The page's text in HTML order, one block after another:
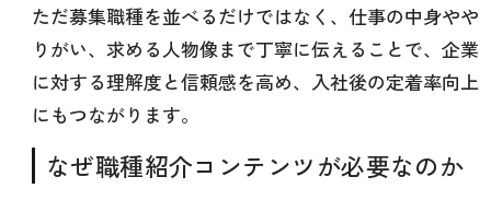
ただ募集職種を並べるだけではなく、仕事の中身やや
りがい、求める人物像まで丁寧に伝えることで、企業
に対する理解度と信頼感を高め、入社後の定着率向上
にもつながります。
なぜ職種紹介コンテンツが必要なのか